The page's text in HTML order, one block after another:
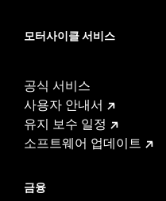
모터사이클 서비스
공식 서비스
사용자 안내서
유지 보수 일정
소프트웨어 업데이트
금융